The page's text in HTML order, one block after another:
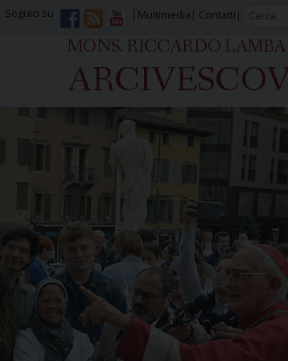
Multimedia Contatti
Seguici su
MONS. RICCARDO LAMBA